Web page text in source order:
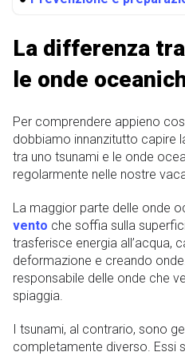
La differenza
le onde
Per comprendere appieno
dobbiamo innanzitutto capire
tra uno tsunami e le onde
regolarmente nelle nostre
La maggior parte delle onde
vento che soffia sulla
trasferisce energia all’acqua,
deformazione e creando
responsabile delle onde che
spiaggia.
I tsunami, al contrario, sono
completamente diverso. Essi